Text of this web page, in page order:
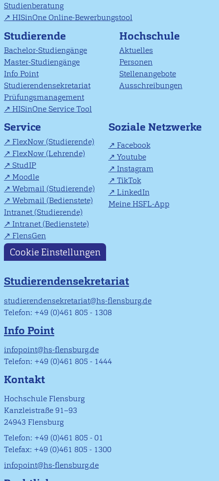
Studienberatung
HISinOne Online-Bewerbungstool
Studierende
Bachelor-Studiengänge
Master-Studiengänge
Info Point
Studierendensekretariat
Prüfungsmanagement
HISinOne Service Tool
Hochschule
Aktuelles
Personen
Stellenangebote
Ausschreibungen
Service
FlexNow (Studierende)
FlexNow (Lehrende)
StudIP
Moodle
Webmail (Studierende)
Webmail (Bedienstete)
Intranet (Studierende)
Intranet (Bedienstete)
FlensGen
Soziale Netzwerke
Facebook
Youtube
Instagram
TikTok
LinkedIn
Meine HSFL-App
Cookie Einstellungen
Studierendensekretariat
studierendensekretariat@hs-flensburg.de
Telefon: +49 (0)461 805 - 1308
Info Point
infopoint@hs-flensburg.de
Telefon: +49 (0)461 805 - 1444
Kontakt
Hochschule Flensburg
Kanzleistraße 91–93
24943 Flensburg
Telefon: +49 (0)461 805 - 01
Telefax: +49 (0)461 805 - 1300
infopoint@hs-flensburg.de